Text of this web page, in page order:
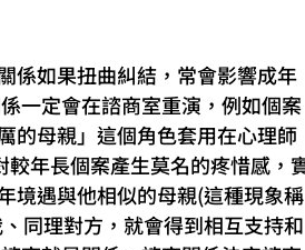
係如果扭曲糾結，常會影響成年
一定會在諮商室重演，例如個案
的母親」這個角色套用在心理師
年長個案產生莫名的疼惜感，
境遇與他相似的母親(這種現象稱
同理對方，就會得到相互支持和